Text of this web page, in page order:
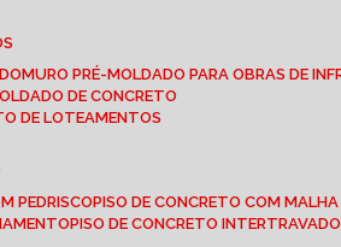
MURO PRÉ-MOLDADO PARA OBRAS DE
DE CONCRETO
DE LOTEAMENTOS
PEDRISCO PISO DE CONCRETO COM MALHA
PISO DE CONCRETO INTERTRAVADO